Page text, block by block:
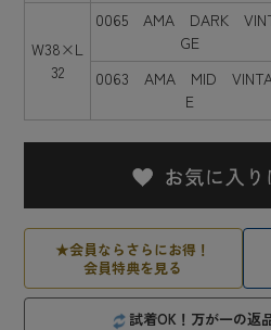
W38×L
32
0065 AMA DARK
GE
0063 AMA MID
E
★会員ならさらにお得！
会員特典を見る
試着OK！万が一の返